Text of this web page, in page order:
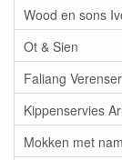
Wood en sons
Ot & Sien
Faliang
Kippenservies
Mokken met